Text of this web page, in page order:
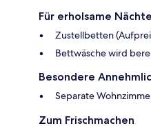
Für erholsame Nächte
Zustellbetten
Bettwäsche wird
Besondere
Separate
Zum Frischmachen